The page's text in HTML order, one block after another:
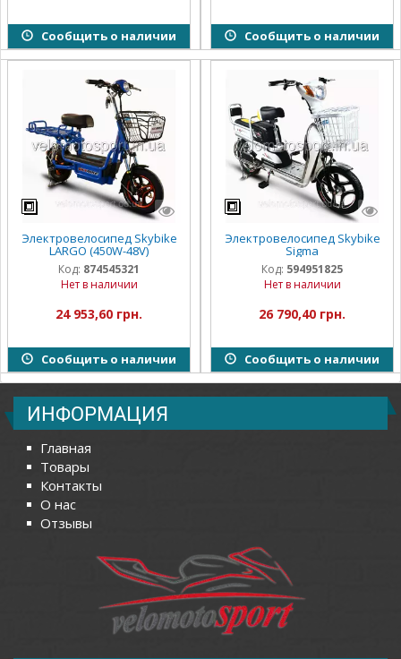
Сообщить о наличии Сообщить о наличии
Электровелосипед Skybike
LARGO (450W-48V)
Код: 874545321
Нет в наличии
24 953,60 грн.
Сообщить о наличии
Электровелосипед Skybike
Sigma
Код: 594951825
Нет в наличии
26 790,40 грн.
Сообщить о наличии
ИНФОРМАЦИЯ
Главная
Товары
Контакты
О нас
Отзывы